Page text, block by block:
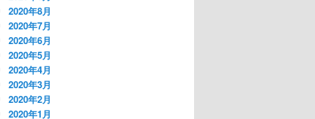
2020年8月
2020年7月
2020年6月
2020年5月
2020年4月
2020年3月
2020年2月
2020年1月